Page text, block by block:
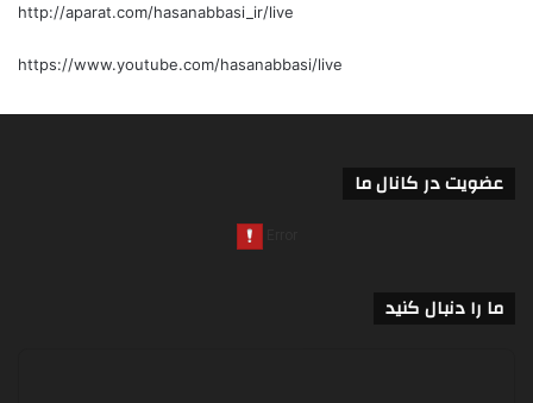
http://aparat.com/hasanabbasi_ir/live
https://www.youtube.com/hasanabbasi/live
عضویت در کانال ما
ما را دنبال کنید